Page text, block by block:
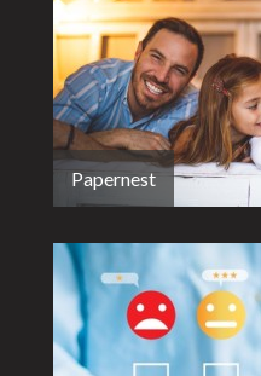
Papernest